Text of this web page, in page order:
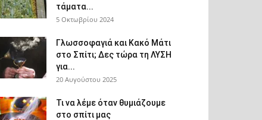
τάματα...
5 Οκτωβρίου 2024
Γλωσσοφαγιά και Κακό Μάτι
στο Σπίτι; Δες τώρα τη ΛΥΣΗ
για...
20 Αυγούστου 2025
Τι να λέμε όταν θυμιάζουμε
στο σπίτι μας